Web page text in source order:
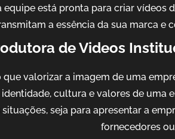
equipe está pronta para criar vídeos
a essência da sua marca e
de Videos
que valorizar a imagem de uma
cultura e valores de uma
seja para apresentar a
fornecedores